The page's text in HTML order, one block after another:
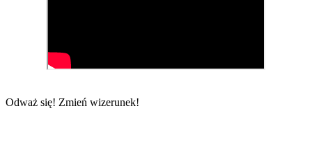
Odważ się! Zmień wizerunek!